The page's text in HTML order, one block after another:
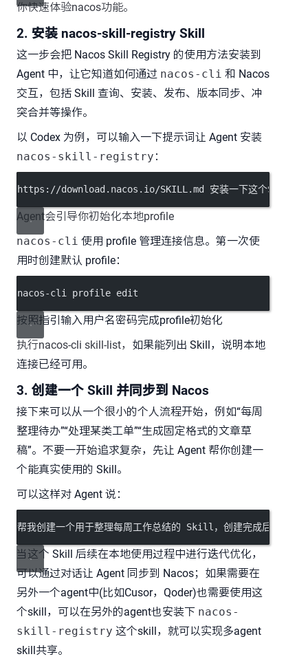
你快速体验nacos功能。
2. 安装 nacos-skill-registry Skill
这一步会把 Nacos Skill Registry 的使用方法安装到
Agent 中，让它知道如何通过 nacos-cli 和 Nacos
交互，包括 Skill 查询、安装、发布、版本同步、冲
突合并等操作。
以 Codex 为例，可以输入一下提示词让 Agent 安装
nacos-skill-registry ：
https://download.nacos.io/SKILL.md 安装一下这个SKILL并
Agent会引导你初始化本地profile
nacos-cli 使用 profile 管理连接信息。第一次使
用时创建默认 profile：
nacos-cli profile edit
按照指引输入用户名密码完成profile初始化
执行nacos-cli skill-list， 如果能列出 Skill，说明本地
连接已经可用。
3. 创建一个 Skill 并同步到 Nacos
接下来可以从一个很小的个人流程开始，例如“每周
整理待办”“处理某类工单”“生成固定格式的文章草
稿”。不要一开始追求复杂，先让 Agent 帮你创建一
个能真实使用的 Skill。
可以这样对 Agent 说：
帮我创建一个用于整理每周工作总结的 Skill，创建完成后发布到
当这个 Skill 后续在本地使用过程中进行迭代优化，
可以通过对话让 Agent 同步到 Nacos；如果需要在
另外一个agent中(比如Cusor，Qoder)也需要使用这
个skill，可以在另外的agent也安装下 nacos-
skill-registry 这个skill，就可以实现多agent
skill共享。